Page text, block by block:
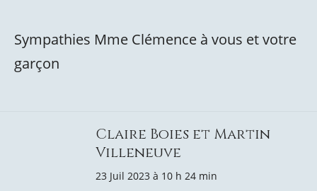
Sympathies Mme Clémence à vous et votre
garçon
Claire Boies et Martin
Villeneuve
23 Juil 2023 à 10 h 24 min